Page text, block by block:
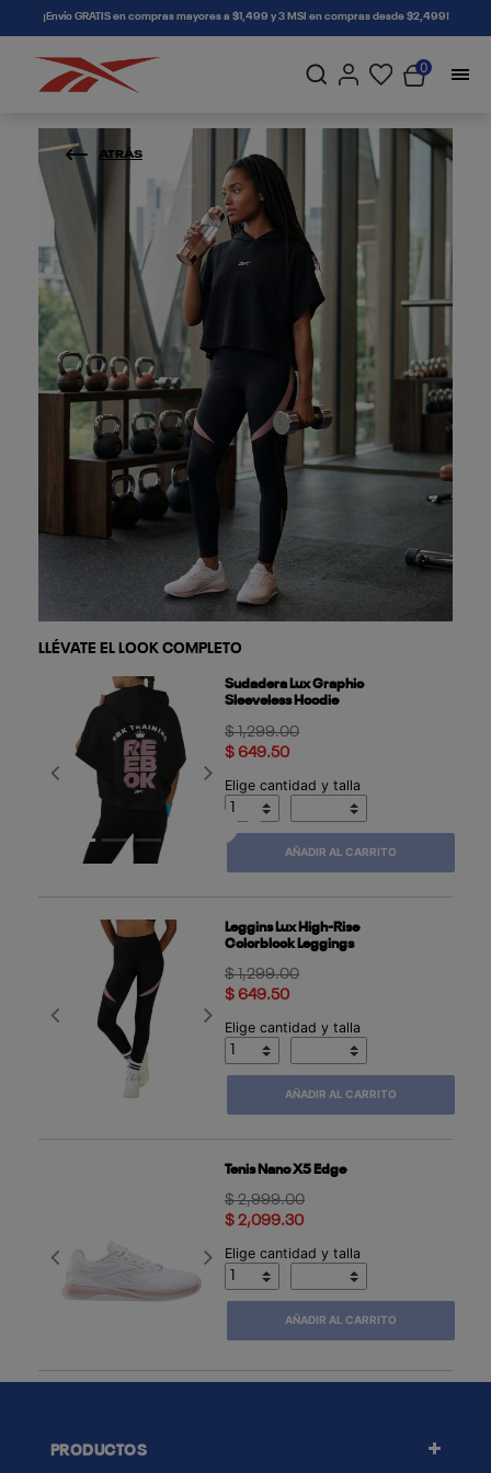
connectif¡Envío GRATIS en compras mayores a $1,499 y 3 MSI en compras desde $2,499!
0
ATRÁS
LLÉVATE EL LOOK COMPLETO
Previous Next
Sudadera Lux Graphic
Sleeveless Hoodie
Price reduced from
$ 1,299.00to
$ 649.50
Elige cantidad y talla
AÑADIR AL CARRITO
Previous Next
Leggins Lux High-Rise
Colorblock Leggings
Price reduced from
$ 1,299.00to
$ 649.50
Elige cantidad y talla
AÑADIR AL CARRITO
Previous Next
Tenis Nano X5 Edge
Price reduced from
$ 2,999.00to
$ 2,099.30
Elige cantidad y talla
AÑADIR AL CARRITO
PRODUCTOS